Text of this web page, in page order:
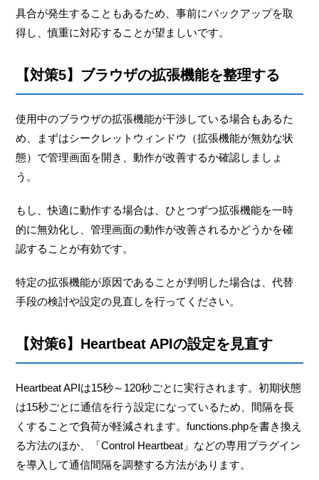
具合が発生することもあるため、事前にバックアップを取
得し、慎重に対応することが望ましいです。
【対策5】ブラウザの拡張機能を整理する
使用中のブラウザの拡張機能が干渉している場合もあるた
め、まずはシークレットウィンドウ（拡張機能が無効な状
態）で管理画面を開き、動作が改善するか確認しましょ
う。
もし、快適に動作する場合は、ひとつずつ拡張機能を一時
的に無効化し、管理画面の動作が改善されるかどうかを確
認することが有効です。
特定の拡張機能が原因であることが判明した場合は、代替
手段の検討や設定の見直しを行ってください。
【対策6】Heartbeat APIの設定を見直す
Heartbeat APIは15秒～120秒ごとに実行されます。初期状態
は15秒ごとに通信を行う設定になっているため、間隔を長
くすることで負荷が軽減されます。functions.phpを書き換え
る方法のほか、「Control Heartbeat」などの専用プラグイン
を導入して通信間隔を調整する方法があります。